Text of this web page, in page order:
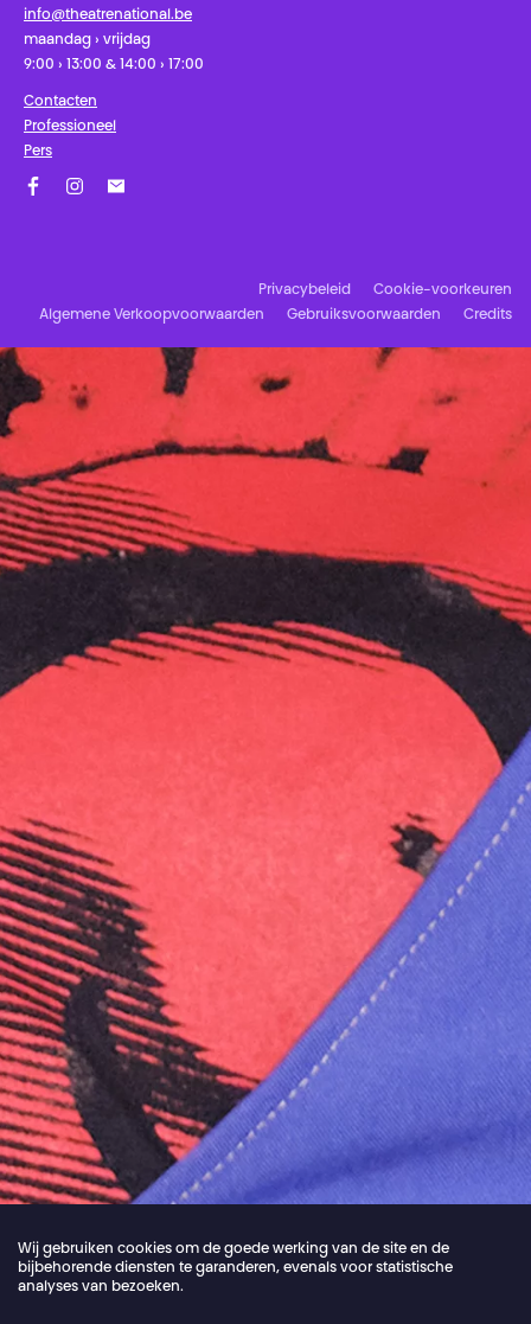
info@theatrenational.be
maandag › vrijdag
9:00 › 13:00 & 14:00 › 17:00
Contacten
Professioneel
Pers
Privacybeleid
Cookie-voorkeuren
Algemene Verkoopvoorwaarden
Gebruiksvoorwaarden Credits
Wij gebruiken cookies om de goede werking van de site en de
bijbehorende diensten te garanderen, evenals voor statistische
analyses van bezoeken.